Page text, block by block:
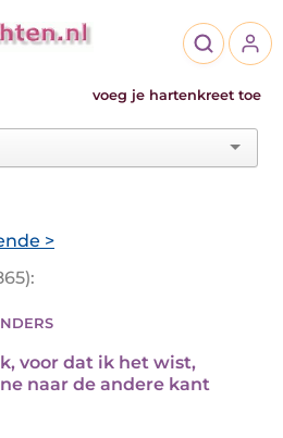
voeg je hartenkreet toe
>
voor dat ik het wist,
naar de andere kant